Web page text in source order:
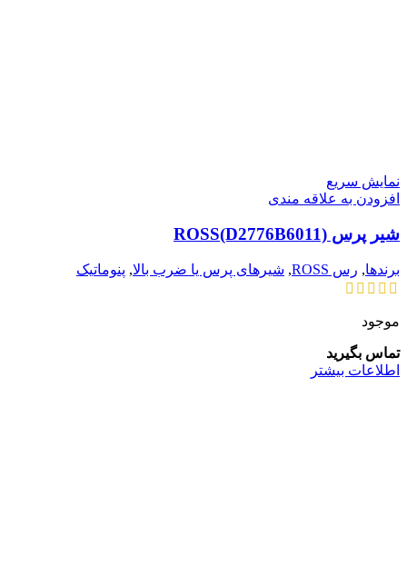
نمایش سریع
افزودن به علاقه مندی
شیر پرس ROSS(D2776B6011)
برندها, رس ROSS , شیرهای پرس یا ضرب بالا, پنوماتیک
موجود
تماس بگیرید
اطلاعات بیشتر